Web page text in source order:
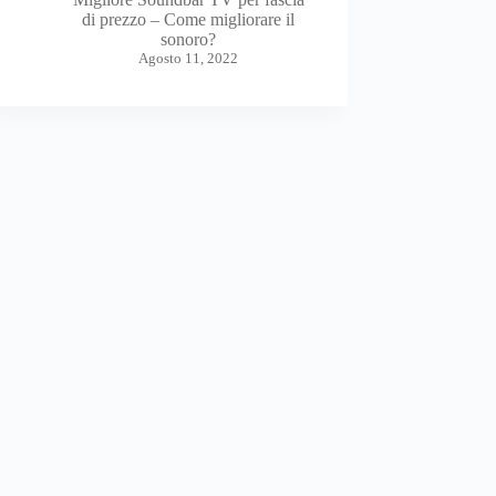
di prezzo – Come migliorare il
sonoro?
Agosto 11, 2022